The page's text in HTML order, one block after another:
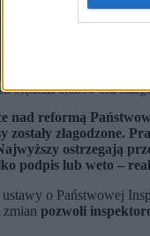
wręczenia Orderów Orła
nad reformą
złagodzone.
ostrzegają
podpis lub weto –
o Państwowej
pozwoli